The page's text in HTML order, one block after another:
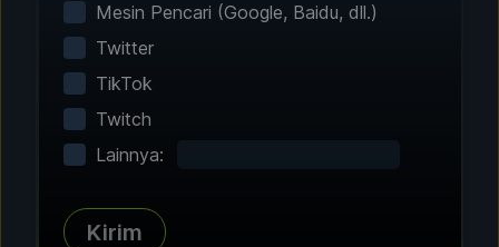
Permainanmu
Telusuri ratusan peningkatan dan fitur yang
bersifat sementara dan dapat diubah seketika.
Mesin Pencari (Google, Baidu, dll.)
Twitter
TikTok
Twitch
Lainnya:
Kirim